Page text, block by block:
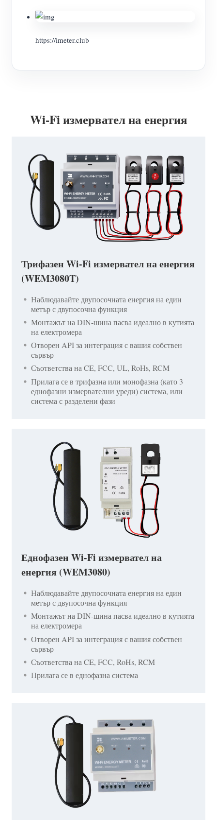
https://imeter.club
Wi-Fi измервател на енергия
Трифазен Wi-Fi измервател на енергия
(WEM3080T)
Наблюдавайте двупосочната енергия на един
метър с двупосочна функция
Монтажът на DIN-шина пасва идеално в кутията
на електромера
Отворен API за интеграция с вашия собствен
сървър
Съответства на CE, FCC, UL, RoHs, RCM
Прилага се в трифазна или монофазна (като 3
еднофазни измервателни уреди) система, или
система с разделени фази
Еднофазен Wi-Fi измервател на
енергия (WEM3080)
Наблюдавайте двупосочната енергия на един
метър с двупосочна функция
Монтажът на DIN-шина пасва идеално в кутията
на електромера
Отворен API за интеграция с вашия собствен
сървър
Съответства на CE, FCC, RoHs, RCM
Прилага се в еднофазна система